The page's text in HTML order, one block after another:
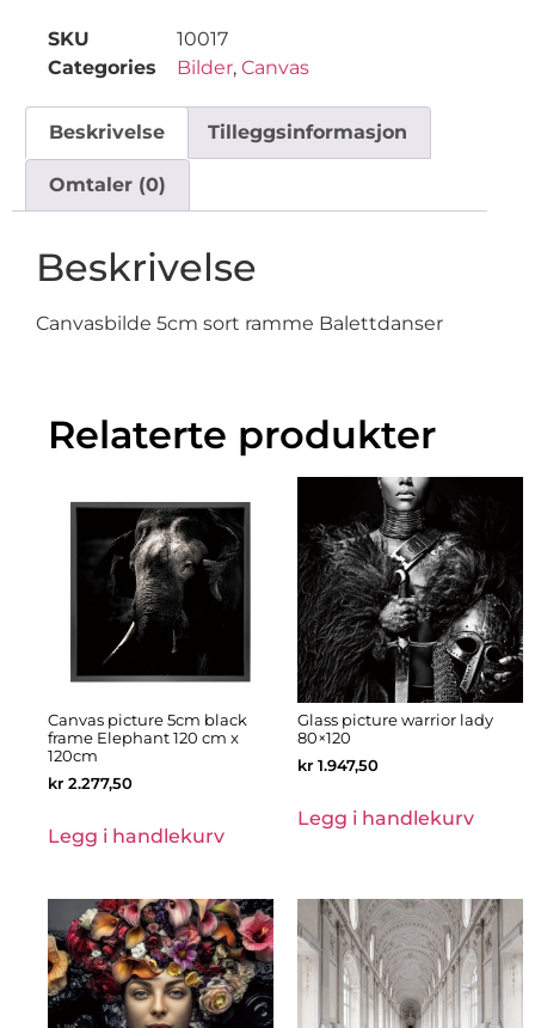
SKU
10017
Categories
Bilder, Canvas
Beskrivelse Tilleggsinformasjon
Omtaler (0)
Beskrivelse
Canvasbilde 5cm sort ramme Balettdanser
Relaterte produkter
Canvas picture 5cm black
frame Elephant 120 cm x
120cm
kr 2.277,50
Legg i handlekurv
Glass picture warrior lady
80×120
kr 1.947,50
Legg i handlekurv